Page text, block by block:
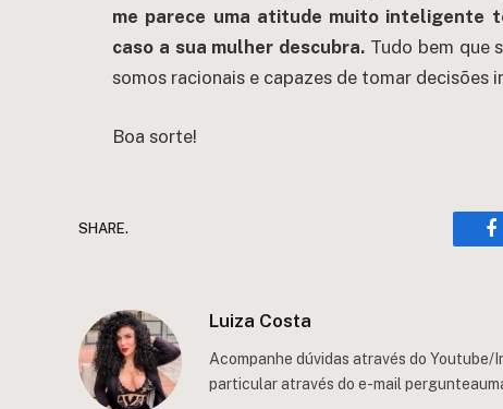
me parece uma atitude muito inteligente
caso a sua mulher descubra. Tudo bem que
somos racionais e capazes de tomar decisões
Boa sorte!
SHARE.
Luiza Costa
Acompanhe dúvidas através do Youtube/
particular através do e-mail